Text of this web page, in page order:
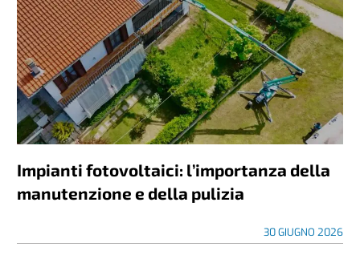
Impianti fotovoltaici: l’importanza della
manutenzione e della pulizia
30 GIUGNO 2026